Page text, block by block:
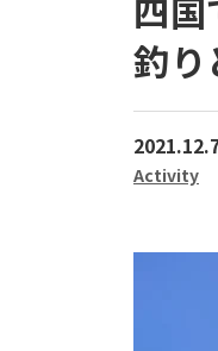
釣り
Activity